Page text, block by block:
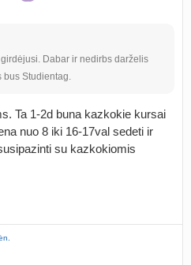
Dabar ir nedirbs darželis
bus Studientag.
Ta 1-2d buna kazkokie kursai
nuo 8 iki 16-17val sedeti ir
su kazkokiomis